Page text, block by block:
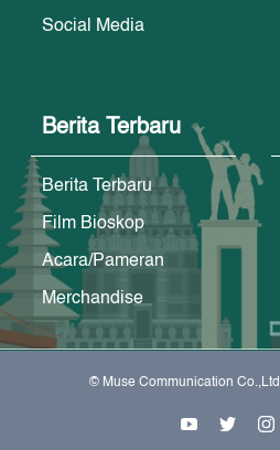
Social Media
Berita Terbaru
Berita Terbaru
Film Bioskop
Acara/Pameran
Merchandise
© Muse Communication